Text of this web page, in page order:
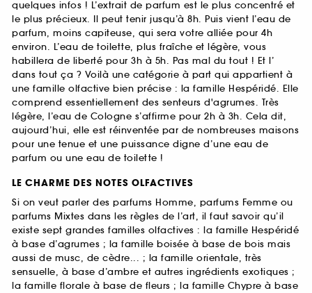
quelques infos ! L’extrait de parfum est le plus concentré et
le plus précieux. Il peut tenir jusqu’à 8h. Puis vient l’eau de
parfum, moins capiteuse, qui sera votre alliée pour 4h
environ. L’eau de toilette, plus fraîche et légère, vous
habillera de liberté pour 3h à 5h. Pas mal du tout ! Et l’
dans tout ça ? Voilà une catégorie à part qui appartient à
une famille olfactive bien précise : la famille Hespéridé. Elle
comprend essentiellement des senteurs d'agrumes. Très
légère, l’eau de Cologne s’affirme pour 2h à 3h. Cela dit,
aujourd’hui, elle est réinventée par de nombreuses maisons
pour une tenue et une puissance digne d’une eau de
parfum ou une eau de toilette !
LE CHARME DES NOTES OLFACTIVES
Si on veut parler des parfums Homme, parfums Femme ou
parfums Mixtes dans les règles de l’art, il faut savoir qu’il
existe sept grandes familles olfactives : la famille Hespéridé
à base d’agrumes ; la famille boisée à base de bois mais
aussi de musc, de cèdre... ; la famille orientale, très
sensuelle, à base d’ambre et autres ingrédients exotiques ;
la famille florale à base de fleurs ; la famille Chypre à base